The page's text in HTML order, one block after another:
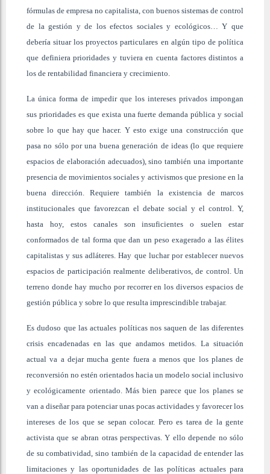
fórmulas de empresa no capitalista, con buenos sistemas de control
de la gestión y de los efectos sociales y ecológicos… Y que
debería situar los proyectos particulares en algún tipo de política
que definiera prioridades y tuviera en cuenta factores distintos a
los de rentabilidad financiera y crecimiento.
La única forma de impedir que los intereses privados impongan
sus prioridades es que exista una fuerte demanda pública y social
sobre lo que hay que hacer. Y esto exige una construcción que
pasa no sólo por una buena generación de ideas (lo que requiere
espacios de elaboración adecuados), sino también una importante
presencia de movimientos sociales y activismos que presione en la
buena dirección. Requiere también la existencia de marcos
institucionales que favorezcan el debate social y el control. Y,
hasta hoy, estos canales son insuficientes o suelen estar
conformados de tal forma que dan un peso exagerado a las élites
capitalistas y sus adláteres. Hay que luchar por establecer nuevos
espacios de participación realmente deliberativos, de control. Un
terreno donde hay mucho por recorrer en los diversos espacios de
gestión pública y sobre lo que resulta imprescindible trabajar.
Es dudoso que las actuales políticas nos saquen de las diferentes
crisis encadenadas en las que andamos metidos. La situación
actual va a dejar mucha gente fuera a menos que los planes de
reconversión no estén orientados hacia un modelo social inclusivo
y ecológicamente orientado. Más bien parece que los planes se
van a diseñar para potenciar unas pocas actividades y favorecer los
intereses de los que se sepan colocar. Pero es tarea de la gente
activista que se abran otras perspectivas. Y ello depende no sólo
de su combatividad, sino también de la capacidad de entender las
limitaciones y las oportunidades de las políticas actuales para